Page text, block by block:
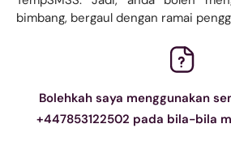
bimbang, bergaul dengan ramai
Bolehkah saya menggunakan
+447853122502 pada bila-bila